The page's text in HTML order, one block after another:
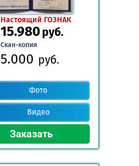
Настоящий ГОЗНАК
15.980руб.
Скан-копия
5.000 руб.
Фото
Видео